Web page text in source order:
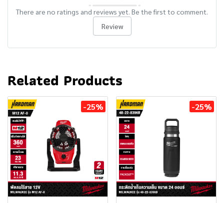
There are no ratings and reviews yet. Be the first to comment.
Review
Related Products
-25% -25%